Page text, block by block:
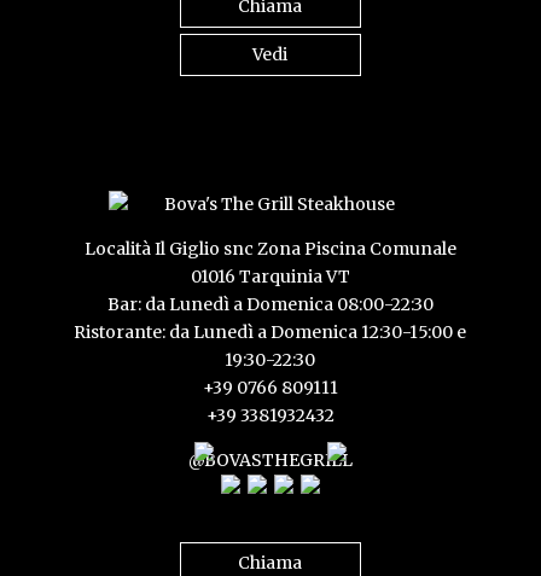
Chiama
Vedi
Località Il Giglio snc Zona Piscina Comunale
01016 Tarquinia VT
Bar: da Lunedì a Domenica 08:00-22:30
Ristorante: da Lunedì a Domenica 12:30-15:00 e
19:30-22:30
+39 0766 809111
+39 3381932432
@BOVASTHEGRILL
Chiama